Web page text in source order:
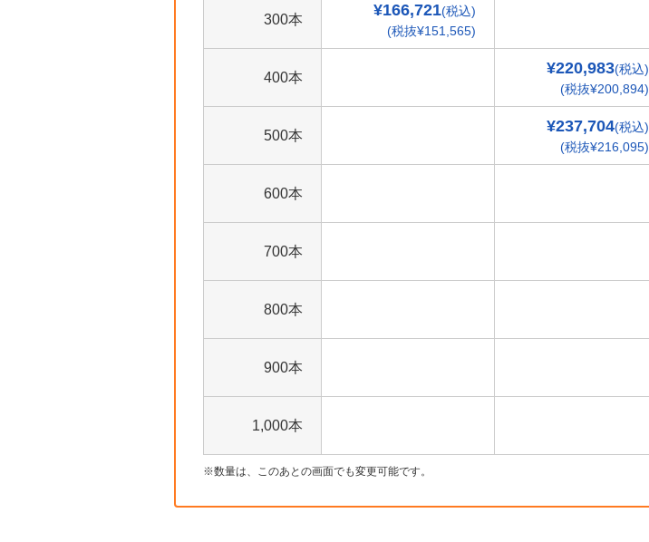
300本
¥166,721(税込)
(税抜¥151,565)
400本
¥220,983(税込)
(税抜¥200,894)
500本
¥237,704(税込)
(税抜¥216,095)
600本
700本
800本
900本
1,000本
数量は、このあとの画面でも変更可能です。